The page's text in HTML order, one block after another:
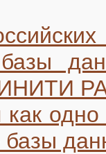
базы
как